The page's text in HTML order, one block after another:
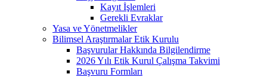
Kayıt İşlemleri
Gerekli Evraklar
Yasa ve Yönetmelikler
Bilimsel Araştırmalar Etik Kurulu
Başvurular Hakkında Bilgilendirme
2026 Yılı Etik Kurul Çalışma Takvimi
Başvuru Formları